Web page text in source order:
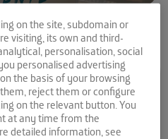
Future
“El
on the site, subdomain or
visiting, its own and third-
personalisation, social
personalised advertising
the basis of your browsing
reject them or configure
on the relevant button. You
at any time from the
detailed information, see